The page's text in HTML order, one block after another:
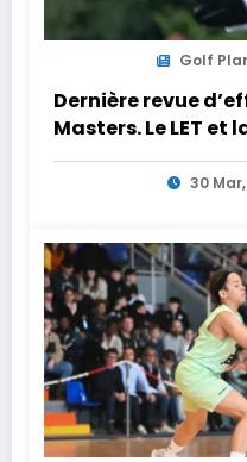
Golf
Dernière revue
Masters. Le LET et
Vegas au
30